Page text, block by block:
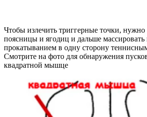
Чтобы излечить триггерные точки,
поясницы и ягодиц и дальше
прокатыванием в одну сторону
Смотрите на фото для обнаружения
квадратной мышце